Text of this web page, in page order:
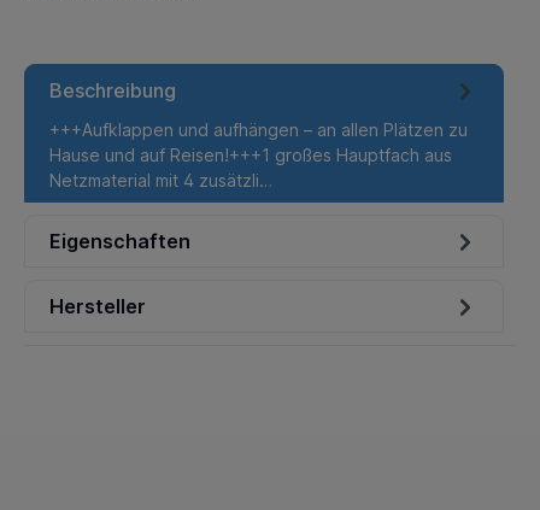
Beschreibung
+++Aufklappen und aufhängen – an allen Plätzen zu
Hause und auf Reisen!+++1 großes Hauptfach aus
Netzmaterial mit 4 zusätzli…
Eigenschaften
Hersteller